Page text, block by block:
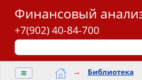
Финансовый
+7(902) 40-84-700
≡ → Библиотека